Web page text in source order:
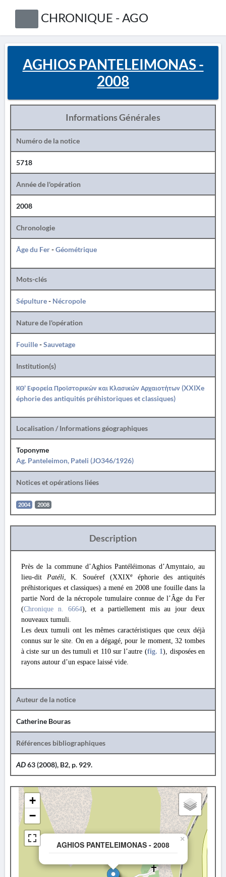
CHRONIQUE - AGO
AGHIOS PANTELEIMONAS -
2008
Informations Générales
Numéro de la notice
5718
Année de l'opération
2008
Chronologie
Âge du Fer-Géométrique
Mots-clés
Sépulture- Nécropole
Nature de l'opération
Fouille-Sauvetage
Institution(s)
ΚΘ' Εφορεία Προϊστορικών και Κλασικών Αρχαιοτήτων (XXIXe
éphorie des antiquités préhistoriques et classiques)
Localisation / Informations géographiques
Toponyme
Ag. Panteleimon, Pateli (JO346/1926)
Notices et opérations liées
2004 2008
Description
Près de la commune d’Aghios Pantéléimonas d’Amyntaio, au
lieu-dit Patéli, K. Souéref (XXIXeéphorie des antiquités
préhistoriques et classiques) a mené en 2008 une fouille dans la
partie Nord de la nécropole tumulaire connue de l’Âge du Fer
(Chronique n. 6664), et a partiellement mis au jour deux
nouveaux tumuli.
Les deux tumuli ont les mêmes caractéristiques que ceux déjà
connus sur le site. On en a dégagé, pour le moment, 32 tombes
à ciste sur un des tumuli et 110 sur l’autre (fig. 1), disposées en
rayons autour d’un espace laissé vide.
Auteur de la notice
Catherine Bouras
Références bibliographiques
AD63 (2008), B2, p. 929.
AGHIOS PANTELEIMONAS - 2008
×
+
−